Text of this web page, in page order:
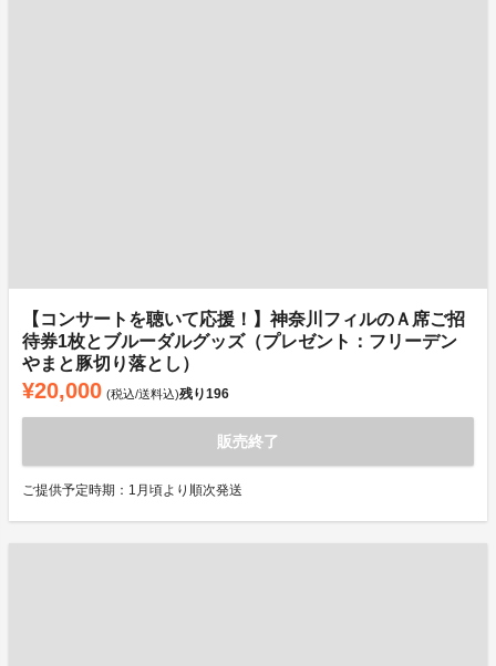
【コンサートを聴いて応援！】神奈川フィルのＡ席ご招
待券1枚とブルーダルグッズ（プレゼント：フリーデン
やまと豚切り落とし）
¥20,000 (税込/送料込)残り196
販売終了
ご提供予定時期：1月頃より順次発送